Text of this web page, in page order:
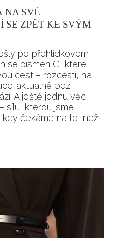
NA SVÉ
SE ZPĚT KE SVÝM
po přehlídkovém
se písmen G, které
cest – rozcestí, na
aktuálně bez
A ještě jednu věc
sílu, kterou jsme
čekáme na to, než